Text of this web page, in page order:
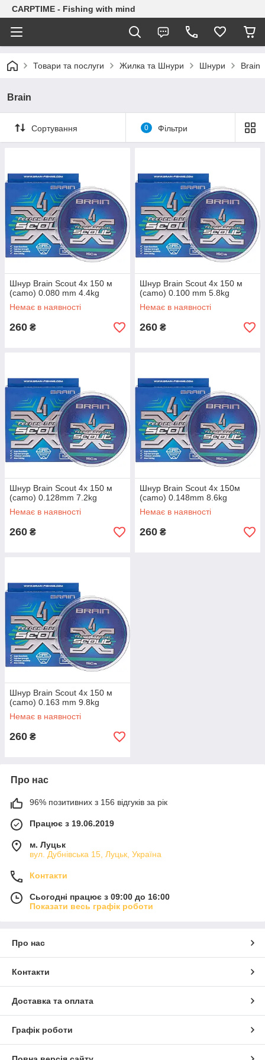
CARPTIME - Fishing with mind
Товари та послуги Жилка та Шнури Шнури Brain
Brain
Сортування 0 Фільтри
Шнур Brain Scout 4x 150 м
(camo) 0.080 mm 4.4kg
Немає в наявності
260 ₴
Шнур Brain Scout 4x 150 м
(camo) 0.100 mm 5.8kg
Немає в наявності
260 ₴
Шнур Brain Scout 4x 150 м
(camo) 0.128mm 7.2kg
Немає в наявності
260 ₴
Шнур Brain Scout 4x 150м
(camo) 0.148mm 8.6kg
Немає в наявності
260 ₴
Шнур Brain Scout 4x 150 м
(camo) 0.163 mm 9.8kg
Немає в наявності
260 ₴
Про нас
96% позитивних з 156 відгуків за рік
Працює з 19.06.2019
м. Луцьк
вул. Дубнівська 15, Луцьк, Україна
Контакти
Сьогодні працює з 09:00 до 16:00
Показати весь графік роботи
Про нас
Контакти
Доставка та оплата
Графік роботи